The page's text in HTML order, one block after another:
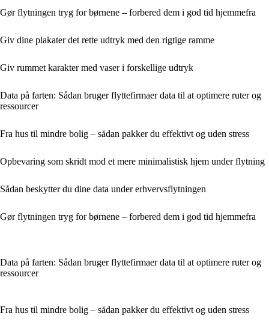
Gør flytningen tryg for børnene – forbered dem i god tid hjemmefra
Giv dine plakater det rette udtryk med den rigtige ramme
Giv rummet karakter med vaser i forskellige udtryk
Data på farten: Sådan bruger flyttefirmaer data til at optimere ruter og
ressourcer
Fra hus til mindre bolig – sådan pakker du effektivt og uden stress
Opbevaring som skridt mod et mere minimalistisk hjem under flytning
Sådan beskytter du dine data under erhvervsflytningen
Gør flytningen tryg for børnene – forbered dem i god tid hjemmefra
Data på farten: Sådan bruger flyttefirmaer data til at optimere ruter og
ressourcer
Fra hus til mindre bolig – sådan pakker du effektivt og uden stress